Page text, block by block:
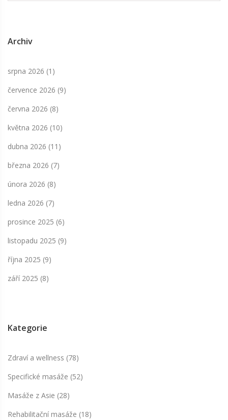
Archiv
srpna 2026 (1)
července 2026 (9)
června 2026 (8)
května 2026 (10)
dubna 2026 (11)
března 2026 (7)
února 2026 (8)
ledna 2026 (7)
prosince 2025 (6)
listopadu 2025 (9)
října 2025 (9)
září 2025 (8)
Kategorie
Zdraví a wellness (78)
Specifické masáže (52)
Masáže z Asie (28)
Rehabilitační masáže (18)